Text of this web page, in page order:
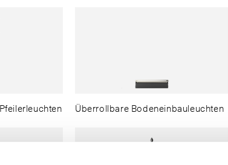
Überrollbare Bodeneinbauleuchten